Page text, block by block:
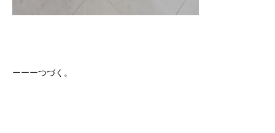
ーーーつづく。